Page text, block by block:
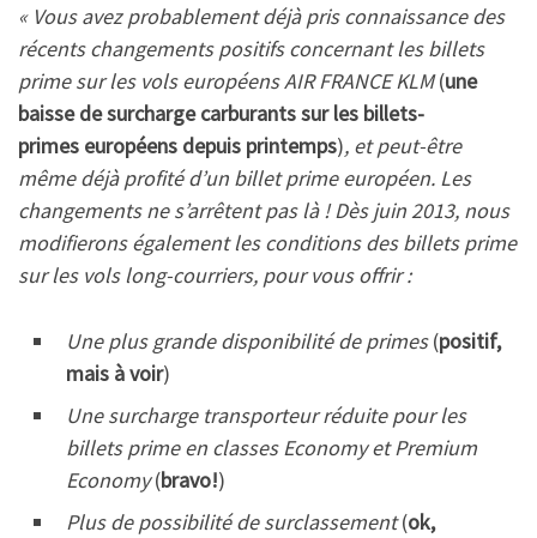
« Vous avez probablement déjà pris connaissance des
récents changements positifs concernant les billets
prime sur les vols européens AIR FRANCE KLM(une
baisse de surcharge carburants sur les billets-
primes européens depuis printemps), et peut-être
même déjà profité d’un billet prime européen. Les
changements ne s’arrêtent pas là ! Dès juin 2013, nous
modifierons également les conditions des billets prime
sur les vols long-courriers, pour vous offrir :
Une plus grande disponibilité de primes(positif,
mais à voir)
Une surcharge transporteur réduite pour les
billets prime en classes Economy et Premium
Economy(bravo!)
Plus de possibilité de surclassement(ok,